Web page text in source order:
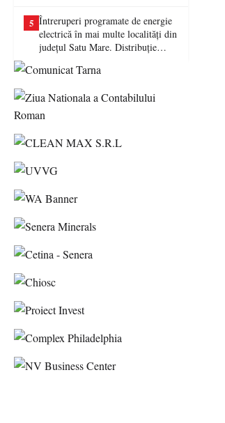
5 Întreruperi programate de energie
electrică în mai multe localități din
județul Satu Mare. Distribuție
lucrări la rețea